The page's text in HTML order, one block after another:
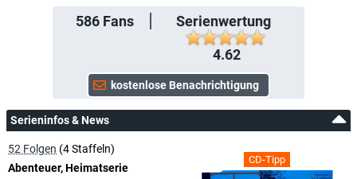
586Fans
Serienwertung
4.62
Serieninfos & News
CD-Tipp
52 Folgen (4 Staffeln)
Abenteuer, Heimatserie